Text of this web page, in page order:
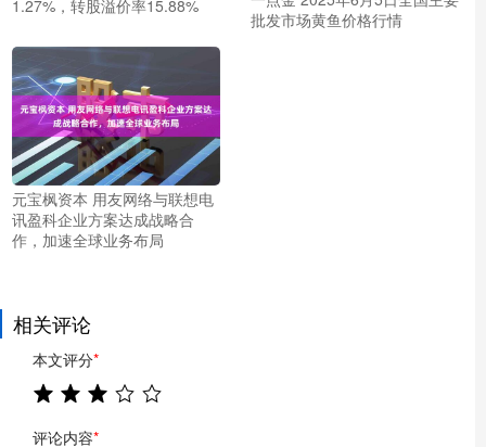
1.27%，转股溢价率15.88%
批发市场黄鱼价格行情
元宝枫资本 用友网络与联想电
讯盈科企业方案达成战略合
作，加速全球业务布局
相关评论
本文评分*
评论内容*